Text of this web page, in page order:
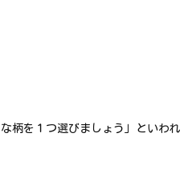
柄を１つ選びましょう」といわれ